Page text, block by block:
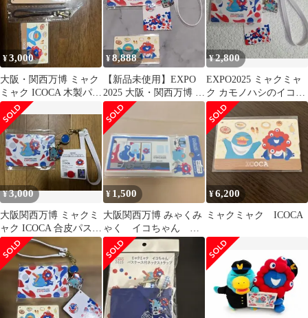
¥3,000
大阪・関西万博 ミャク
ミャク ICOCA 木製パス
ケース
¥8,888
【新品未使用】EXPO
2025 大阪・関西万博 パ
スケース リール付き
¥2,800
EXPO2025 ミャクミャ
ク カモノハシのイコち
ゃん パスケース
¥3,000
大阪関西万博 ミャクミ
ャク ICOCA 合皮パスケ
ース
¥ 1,500
大阪関西万博 みゃくみ
ゃく イコちゃん パ
スケース
¥6,200
ミャクミャク ICOCA